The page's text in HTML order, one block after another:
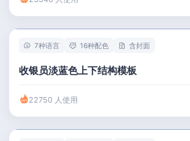
7种语言 16种配色 含封面
收银员淡蓝色上下结构模板
22750 人使用